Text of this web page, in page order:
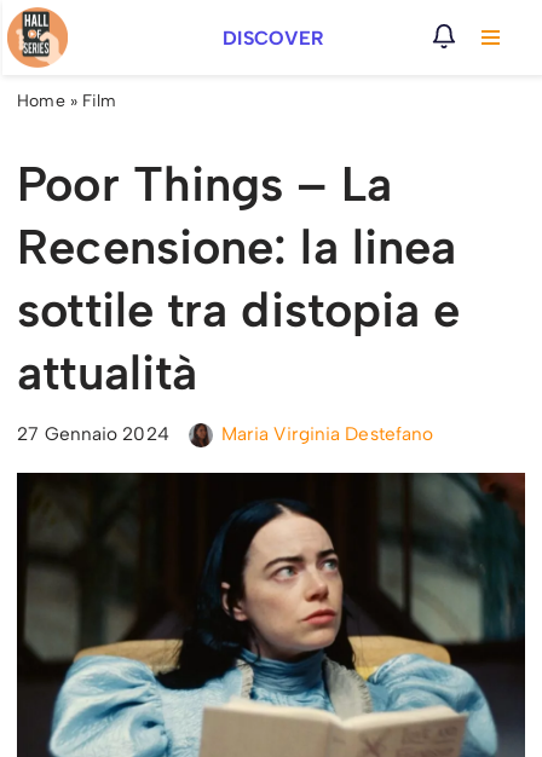
Vai
al
DISCOVER
Home» Film
Poor Things – La
Recensione: la linea
sottile tra distopia e
attualità
27 Gennaio 2024 Maria Virginia Destefano